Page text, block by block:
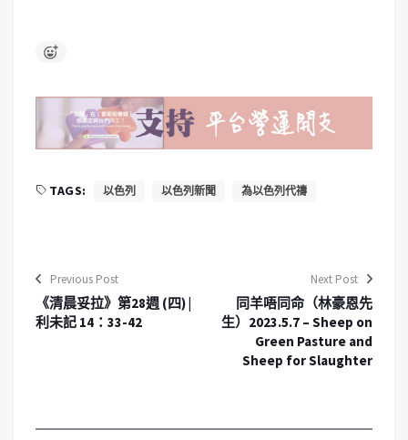
TAGS: 以色列 以色列新聞 為以色列代禱
Previous Post
《清晨妥拉》第28週 (四) |
利未記 14：33-42
Next Post
同羊唔同命（林豪恩先
生）2023.5.7 – Sheep on
Green Pasture and
Sheep for Slaughter